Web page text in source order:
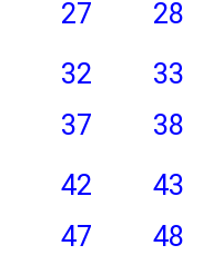
27 28
32 33
37 38
42 43
47 48